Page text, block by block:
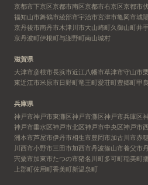
京都市下京区京都市南区京都市右京区京都市
福知山市舞鶴市綾部市宇治市宮津市亀岡市城
京丹後市南丹市木津川市大山崎町久御山町井
京丹波町伊根町与謝野町南山城村
滋賀県
大津市彦根市長浜市近江八幡市草津市守山市
東近江市米原市日野町竜王町愛荘町豊郷町甲
兵庫県
神戸市神戸市東灘区神戸市灘区神戸市兵庫区
神戸市垂水区神戸市北区神戸市中央区神戸市
洲本市芦屋市伊丹市相生市豊岡市加古川市赤
川西市小野市三田市加西市丹波篠山市養父市
宍粟市加東市たつの市猪名川町多可町稲美町
上郡町佐用町香美町新温泉町